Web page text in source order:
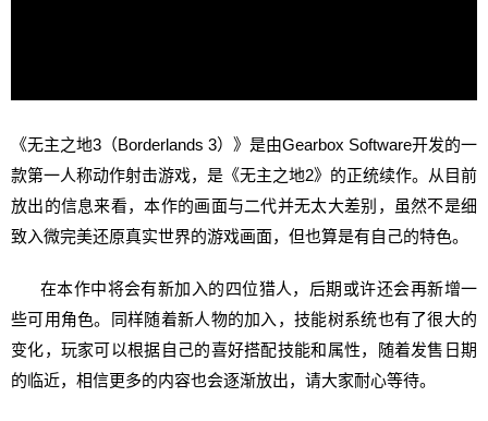
《无主之地3（Borderlands 3）》是由Gearbox Software开发的一
款第一人称动作射击游戏，是《无主之地2》的正统续作。从目前
放出的信息来看，本作的画面与二代并无太大差别，虽然不是细
致入微完美还原真实世界的游戏画面，但也算是有自己的特色。
在本作中将会有新加入的四位猎人，后期或许还会再新增一
些可用角色。同样随着新人物的加入，技能树系统也有了很大的
变化，玩家可以根据自己的喜好搭配技能和属性，随着发售日期
的临近，相信更多的内容也会逐渐放出，请大家耐心等待。